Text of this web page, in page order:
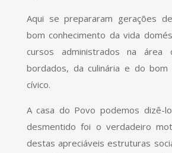
Aqui se prepararam gerações
bom conhecimento da vida
cursos administrados na área
bordados, da culinária e do bom
cívico.
A casa do Povo podemos dizê-
desmentido foi o verdadeiro
destas apreciáveis estruturas